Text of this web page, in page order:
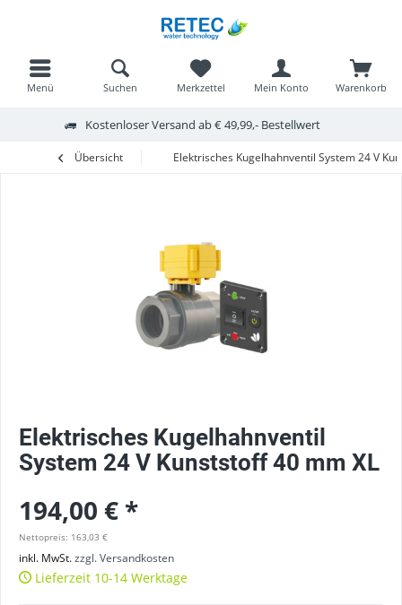
Kostenloser Versand ab € 49,99,- Bestellwert
Menü Warenkorb
Merkzettel Mein Konto
Suchen
Übersicht Elektrisches Kugelhahnventil System 24 V
Elektrisches Kugelhahnventil
System 24 V Kunststoff 40 mm XL
194,00 € *
Nettopreis: 163,03 €
inkl. MwSt.zzgl. Versandkosten
Lieferzeit 10-14 Werktage